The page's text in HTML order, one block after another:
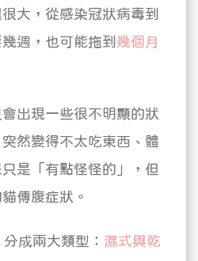
大，從感染冠狀病毒到
週，也可能拖到 幾個月
出現一些很不明顯的狀
然變得不太吃東西、體
是「有點怪怪的」，但
傳腹症狀。
成兩大類型： 濕式與乾